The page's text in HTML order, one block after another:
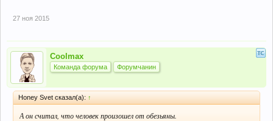
27 ноя 2015
Coolmax
Команда форума Форумчанин
Honey Svet сказал(а): ↑
А он считал, что человек произошел от обезьяны.